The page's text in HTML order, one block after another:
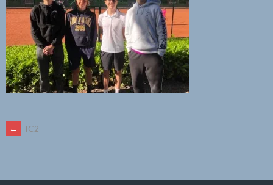
NAVIGATION
← IC2